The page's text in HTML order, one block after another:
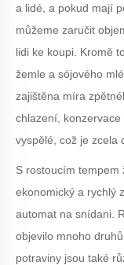
a lidé, a pokud mají
můžeme zaručit
lidi ke koupi. Kromě
žemle a sójového
zajištěna míra
chlazení,
vyspělé, což je zcela
S rostoucím
ekonomický a rychlý
automat na snídani.
objevilo mnoho
potraviny jsou také